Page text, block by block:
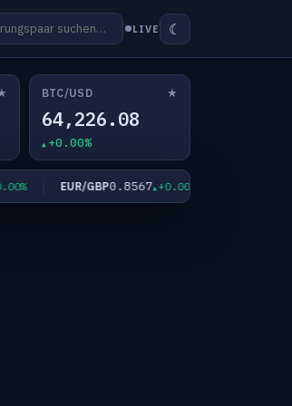
LIVE ☾
BTC/USD ★
64,226.08
+0.00%
EUR/GBP0.8567 +0.00%